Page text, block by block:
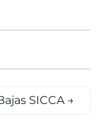
SICCA →